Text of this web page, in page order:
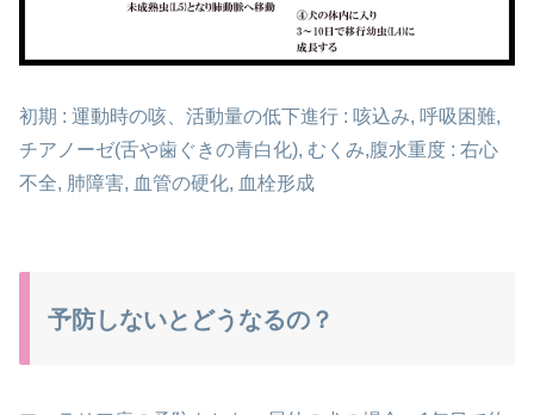
初期 : 運動時の咳、活動量の低下進行 : 咳込み, 呼吸困難,
チアノーゼ(舌や歯ぐきの青白化), むくみ,腹水重度 : 右心
不全, 肺障害, 血管の硬化, 血栓形成
予防しないとどうなるの？